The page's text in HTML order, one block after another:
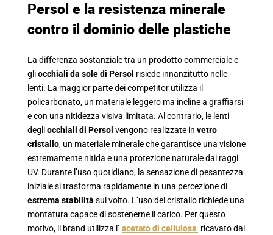
Persol e la resistenza minerale
contro il dominio delle plastiche
La differenza sostanziale tra un prodotto commerciale e
gliocchiali da sole di Persol risiede innanzitutto nelle
lenti. La maggior parte dei competitor utilizza il
policarbonato, un materiale leggero ma incline a graffiarsi
e con una nitidezza visiva limitata. Al contrario, le lenti
degliocchiali di Persol vengono realizzate in vetro
cristallo, un materiale minerale che garantisce una visione
estremamente nitida e una protezione naturale dai raggi
UV. Durante l’uso quotidiano, la sensazione di pesantezza
iniziale si trasforma rapidamente in una percezione di
estrema stabilità sul volto. L’uso del cristallo richiede una
montatura capace di sostenerne il carico. Per questo
motivo, il brand utilizza l’ acetato di cellulosa ricavato dai